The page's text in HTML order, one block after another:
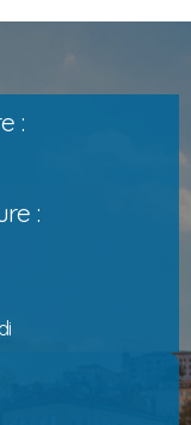
:
: